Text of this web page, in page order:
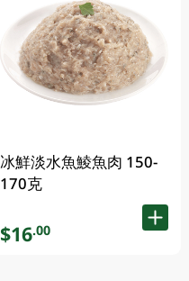
冰鮮淡水魚鯪魚肉 150-
170克
$16.00